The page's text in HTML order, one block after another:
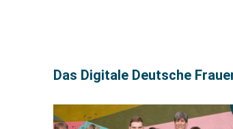
Das Digitale Deutsche